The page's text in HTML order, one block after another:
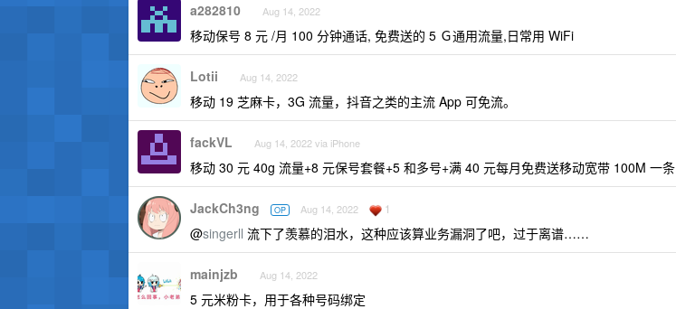
a282810 Aug 14, 2022
移动保号 8 元 /月 100 分钟通话, 免费送的 5 Ｇ通用流量,日常用 WiFi
Lotii Aug 14, 2022
移动 19 芝麻卡，3G 流量，抖音之类的主流 App 可免流。
fackVL Aug 14, 2022 via iPhone
移动 30 元 40g 流量+8 元保号套餐+5 和多号+满 40 元每月免费送移动宽带 100M 一条
JackCh3ng OP Aug 14, 2022 1
@singerll 流下了羡慕的泪水，这种应该算业务漏洞了吧，过于离谱……
mainjzb Aug 14, 2022
5 元米粉卡，用于各种号码绑定